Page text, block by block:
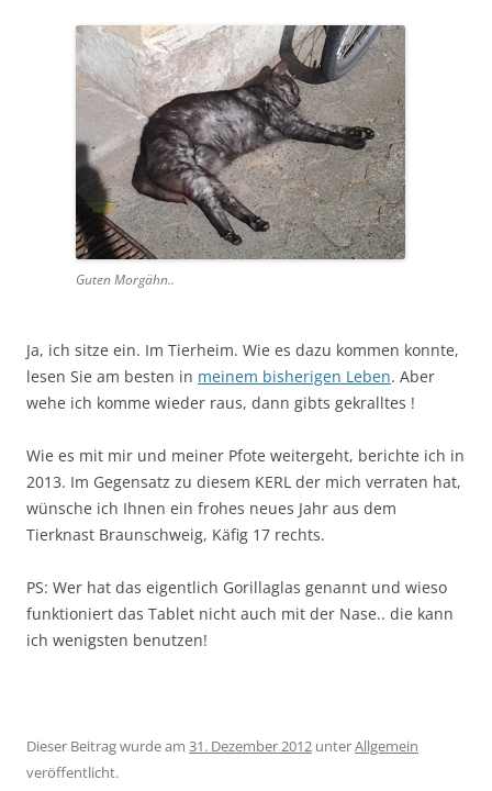
Guten Morgähn..
Ja, ich sitze ein. Im Tierheim. Wie es dazu kommen konnte,
lesen Sie am besten in meinem bisherigen Leben. Aber
wehe ich komme wieder raus, dann gibts gekralltes !
Wie es mit mir und meiner Pfote weitergeht, berichte ich in
2013. Im Gegensatz zu diesem KERL der mich verraten hat,
wünsche ich Ihnen ein frohes neues Jahr aus dem
Tierknast Braunschweig, Käfig 17 rechts.
PS: Wer hat das eigentlich Gorillaglas genannt und wieso
funktioniert das Tablet nicht auch mit der Nase.. die kann
ich wenigsten benutzen!
Dieser Beitrag wurde am 31. Dezember 2012 unterAllgemein
veröffentlicht.